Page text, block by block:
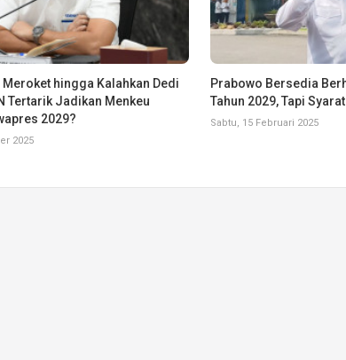
hingga Kalahkan Dedi
Tertarik Jadikan Menkeu
2029?
2025
Prabowo Bersedia
Tahun 2029, Tapi
Sabtu, 15 Februari 2025